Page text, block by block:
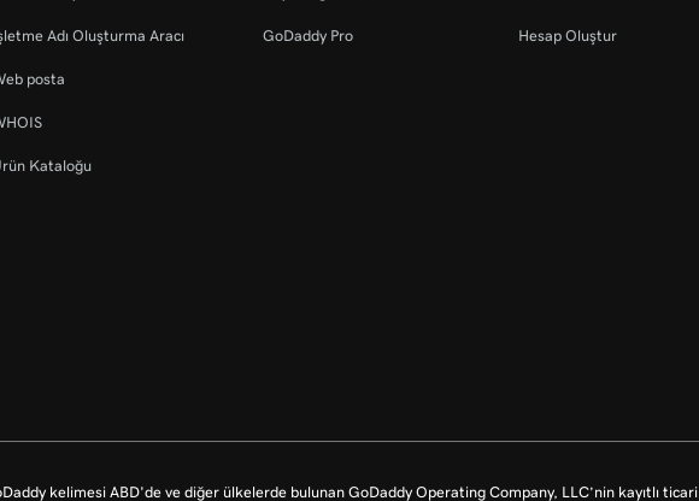
Adı Oluşturma Aracı
posta
Kataloğu
GoDaddy Pro Hesap Oluştur
kelimesi ABD'de ve diğer ülkelerde bulunan GoDaddy Operating Company, LLC’nin kayıtlı ticari